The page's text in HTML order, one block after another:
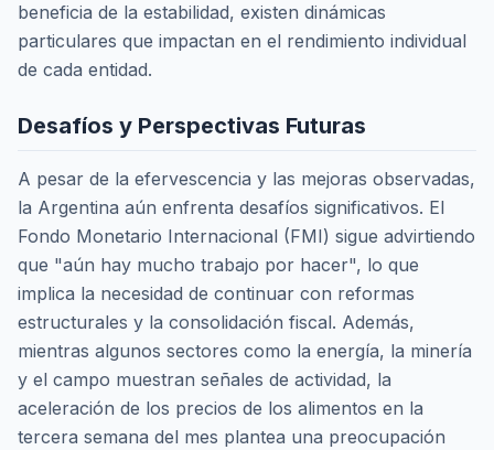
beneficia de la estabilidad, existen dinámicas
particulares que impactan en el rendimiento individual
de cada entidad.
Desafíos y Perspectivas Futuras
A pesar de la efervescencia y las mejoras observadas,
la Argentina aún enfrenta desafíos significativos. El
Fondo Monetario Internacional (FMI) sigue advirtiendo
que "aún hay mucho trabajo por hacer", lo que
implica la necesidad de continuar con reformas
estructurales y la consolidación fiscal. Además,
mientras algunos sectores como la energía, la minería
y el campo muestran señales de actividad, la
aceleración de los precios de los alimentos en la
tercera semana del mes plantea una preocupación